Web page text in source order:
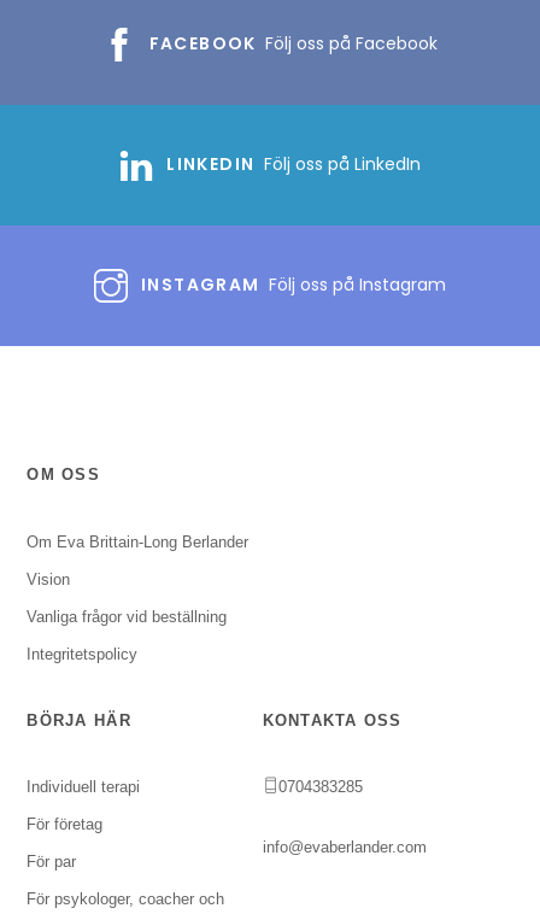
FACEBOOK Följ oss på Facebook
LINKEDIN Följ oss på LinkedIn
INSTAGRAM Följ oss på Instagram
OM OSS
Om Eva Brittain-Long Berlander
Vision
Vanliga frågor vid beställning
Integritetspolicy
BÖRJA HÄR
Individuell terapi
För företag
För par
För psykologer, coacher och
KONTAKTA OSS
0704383285
info@evaberlander.com